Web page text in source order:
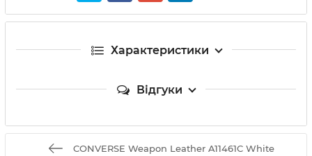
Характеристики
Відгуки
CONVERSE Weapon Leather A11461C White